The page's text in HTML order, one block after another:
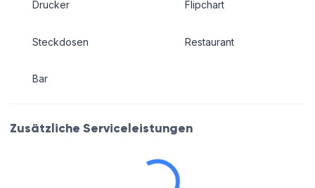
Drucker
Steckdosen
Bar
Flipchart
Restaurant
Zusätzliche Serviceleistungen